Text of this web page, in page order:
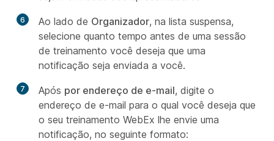
6 Ao lado de Organizador, na lista suspensa,
selecione quanto tempo antes de uma sessão
de treinamento você deseja que uma
notificação seja enviada a você.
7 Após por endereço de e-mail, digite o
endereço de e-mail para o qual você deseja que
o seu treinamento WebEx lhe envie uma
notificação, no seguinte formato: